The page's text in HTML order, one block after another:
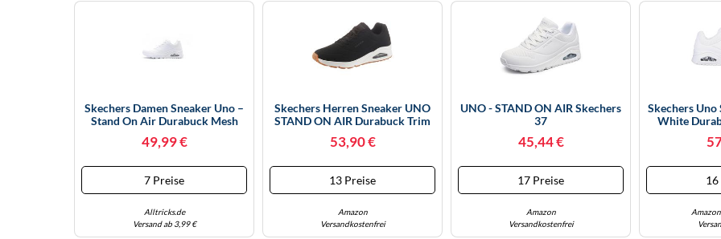
Skechers Damen Sneaker Uno –
Stand On Air Durabuck Mesh
49,99 €
7 Preise
Alltricks.de
Versand ab 3,99 €
Skechers Herren Sneaker UNO
STAND ON AIR Durabuck Trim
53,90 €
13 Preise
Amazon
Versandkostenfrei
UNO - STAND ON AIR Skechers
37
45,44 €
17 Preise
Amazon
Versandkostenfrei
Skechers Uno
White
16